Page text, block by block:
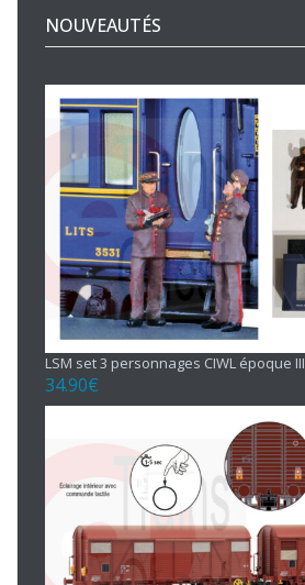
NOUVEAUTÉS
LSM set 3 personnages CIWL époque III
34.90€